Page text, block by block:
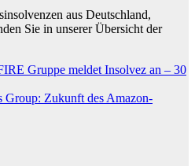
aus Deutschland,
Sie in unserer Übersicht der
Gruppe meldet Insolvez an – 30
Group: Zukunft des Amazon-